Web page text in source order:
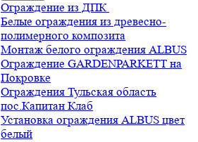
Ограждение из ДПК
Белые ограждения из древесно-
полимерного композита
Монтаж белого ограждения ALBUS
Ограждение GARDENPARKETT на
Покровке
Ограждения Тульская область
пос.Капитан Клаб
Установка ограждения ALBUS цвет
белый